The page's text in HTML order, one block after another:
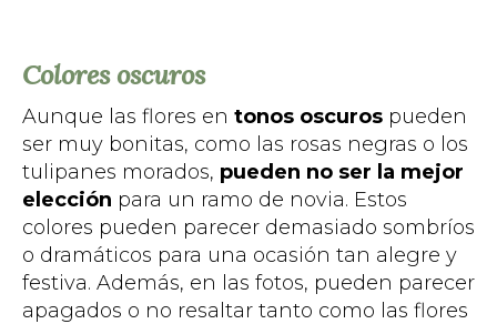
Colores oscuros
Aunque las flores en tonos oscuros pueden
ser muy bonitas, como las rosas negras o los
tulipanes morados, pueden no ser la mejor
elección para un ramo de novia. Estos
colores pueden parecer demasiado sombríos
o dramáticos para una ocasión tan alegre y
festiva. Además, en las fotos, pueden parecer
apagados o no resaltar tanto como las flores